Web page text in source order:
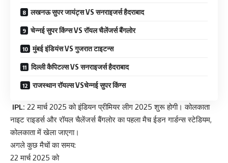
लखनऊ सुपर जायंट्स VS सनराइजर्स हैदराबाद
चेन्नई सुपर किंग्स VS रॉयल चैलेंजर्स बैंगलोर
मुंबई इंडियंस VS गुजरात टाइटन्स
दिल्ली कैपिटल्स VS सनराइजर्स हैदराबाद
राजस्थान रॉयल्स VSचेन्नई सुपर किंग्स
IPL: 22 मार्च 2025 को इंडियन प्रीमियर लीग 2025 शुरू होगी। कोलकाता
नाइट राइडर्स और रॉयल चैलेंजर्स बैंगलोर का पहला मैच ईडन गार्डन्स स्टेडियम,
कोलकाता में खेला जाएगा।
अगले कुछ मैचों का समय:
22 मार्च 2025 को